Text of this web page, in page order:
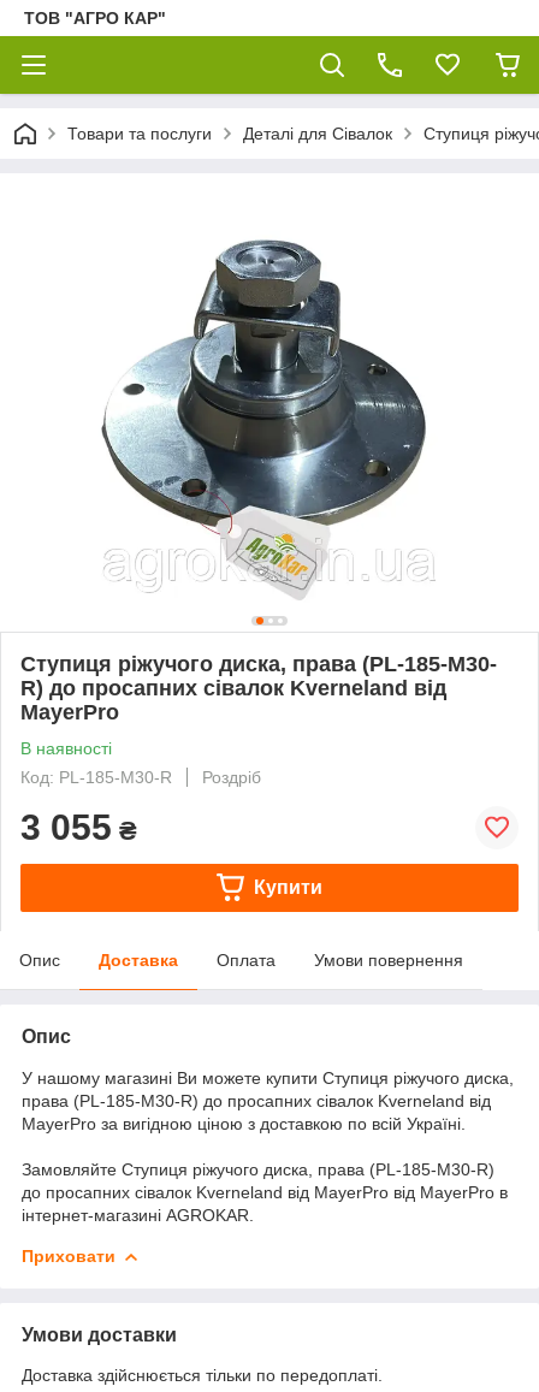
ТОВ "АГРО КАР"
Товари та послуги Деталі для Сівалок Ступиця
Ступиця ріжучого диска, права (PL-185-M30-
R) до просапних сівалок Kverneland від
MayerPro
В наявності
Код: PL-185-M30-R
Роздріб
3 055 ₴
Купити
Опис Доставка Оплата Умови повернення
Опис
У нашому магазині Ви можете купити Ступиця ріжучого диска,
права (PL-185-M30-R) до просапних сівалок Kverneland від
MayerPro за вигідною ціною з доставкою по всій Україні.
Замовляйте Ступиця ріжучого диска, права (PL-185-M30-R)
до просапних сівалок Kverneland від MayerPro від MayerPro в
інтернет-магазині AGROKAR.
Приховати
Умови доставки
Доставка здійснюється тільки по передоплаті.